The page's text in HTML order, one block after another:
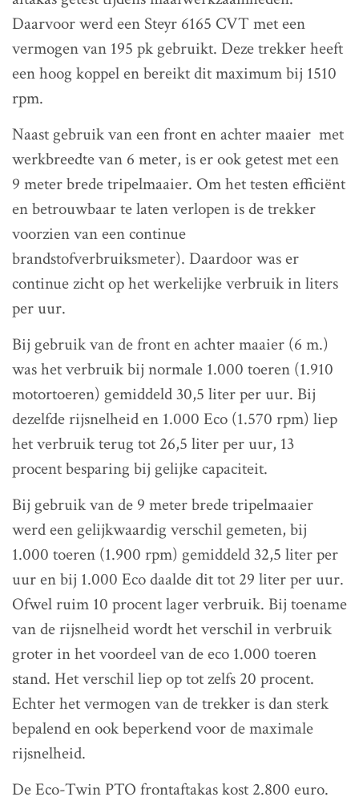
Daarvoor werd een Steyr 6165 CVT met een
vermogen van 195 pk gebruikt. Deze trekker heeft
een hoog koppel en bereikt dit maximum bij 1510
rpm.
Naast gebruik van een front en achter maaier met
werkbreedte van 6 meter, is er ook getest met een
9 meter brede tripelmaaier. Om het testen efficiënt
en betrouwbaar te laten verlopen is de trekker
voorzien van een continue
brandstofverbruiksmeter). Daardoor was er
continue zicht op het werkelijke verbruik in liters
per uur.
Bij gebruik van de front en achter maaier (6 m.)
was het verbruik bij normale 1.000 toeren (1.910
motortoeren) gemiddeld 30,5 liter per uur. Bij
dezelfde rijsnelheid en 1.000 Eco (1.570 rpm) liep
het verbruik terug tot 26,5 liter per uur, 13
procent besparing bij gelijke capaciteit.
Bij gebruik van de 9 meter brede tripelmaaier
werd een gelijkwaardig verschil gemeten, bij
1.000 toeren (1.900 rpm) gemiddeld 32,5 liter per
uur en bij 1.000 Eco daalde dit tot 29 liter per uur.
Ofwel ruim 10 procent lager verbruik. Bij toename
van de rijsnelheid wordt het verschil in verbruik
groter in het voordeel van de eco 1.000 toeren
stand. Het verschil liep op tot zelfs 20 procent.
Echter het vermogen van de trekker is dan sterk
bepalend en ook beperkend voor de maximale
rijsnelheid.
De Eco-Twin PTO frontaftakas kost 2.800 euro.